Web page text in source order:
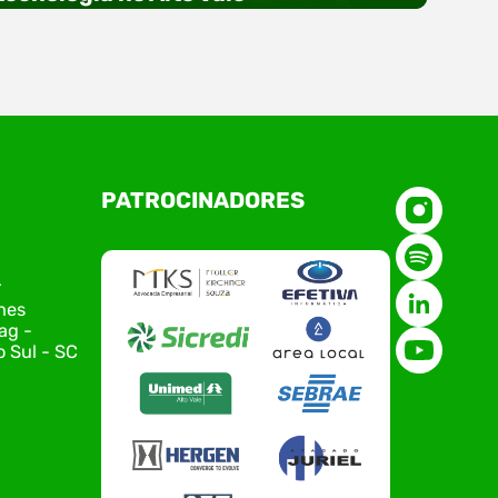
O Polo ACATE-ACIRS, por meio do NIAVI – Núcleo
de Tecnologia da Informação do Alto Vale do
Conexão Tech NIAVI, reunindo empresas de
tecnologia da região para uma noite de
conteúdo estratégico e
de novas iniciativas para o setor.
encontro aconteceu em Rio…
-
Sul - SC
PATROCINADORES